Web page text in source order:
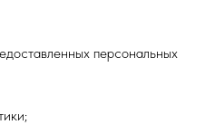
персональных